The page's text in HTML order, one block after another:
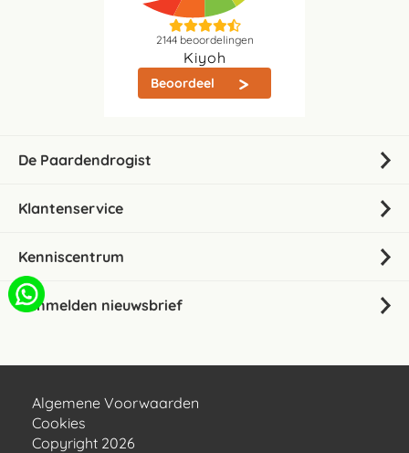
2144beoordelingen
Kiyoh
Beoordeel
De Paardendrogist
Klantenservice
Kenniscentrum
Aanmelden nieuwsbrief
Algemene Voorwaarden
Cookies
Copyright 2026